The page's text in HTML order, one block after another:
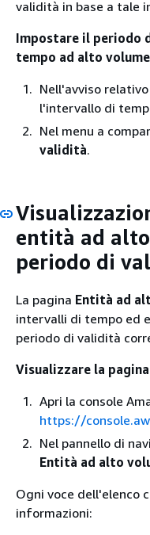
validità in base a tale
Impostare il periodo
tempo ad alto volume
Nell'avviso
l'intervallo di
Nel menu a
validità.
entità ad
periodo di
La pagina Entità ad
intervalli di tempo ed
periodo di validità
Visualizzare la
Apri la console
https://
Nel pannello di
Entità ad alto
Ogni voce dell'elenco
informazioni: